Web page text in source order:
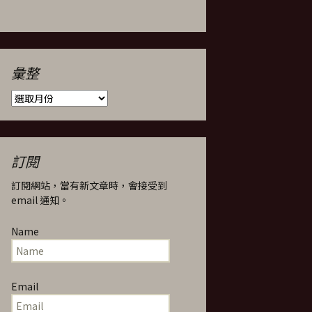
彙整
彙
整
訂閱
訂閱網站，當有新文章時，會接受到
email 通知。
Name
Email